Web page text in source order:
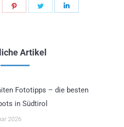
Teilen
Teilen
Artikel
Fototipps – die besten
in Südtirol
2026